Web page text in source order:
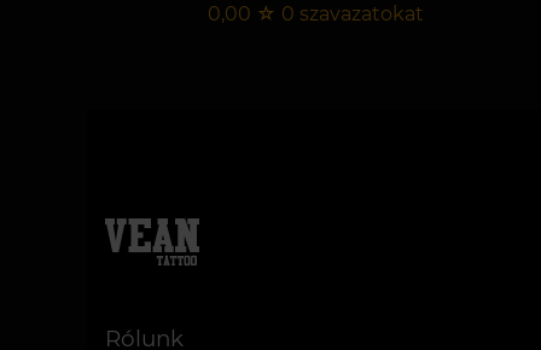
0,00 ☆ 0 szavazatokat
Rólunk